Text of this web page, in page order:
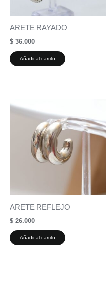
ARETE RAYADO
$ 36.000
Añadir al carrito
ARETE REFLEJO
$ 26.000
Añadir al carrito